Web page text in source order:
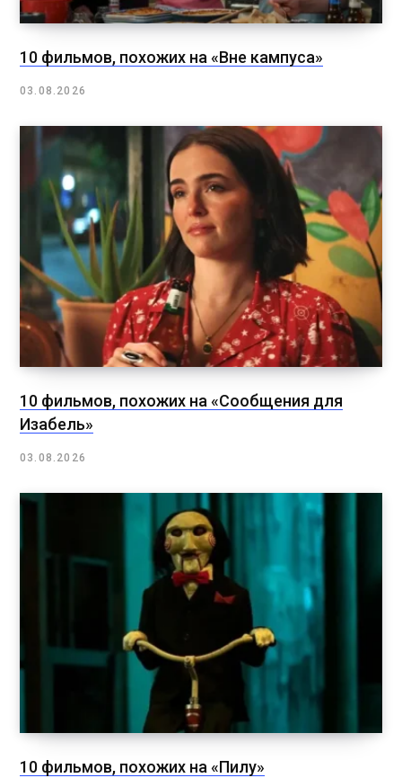
10 фильмов, похожих на «Вне кампуса»
03.08.2026
10 фильмов, похожих на «Сообщения для
Изабель»
03.08.2026
10 фильмов, похожих на «Пилу»